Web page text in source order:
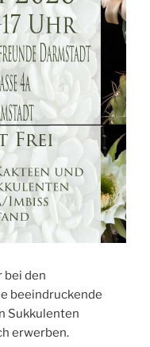
bei den
beeindruckende
Sukkulenten
h erwerben.